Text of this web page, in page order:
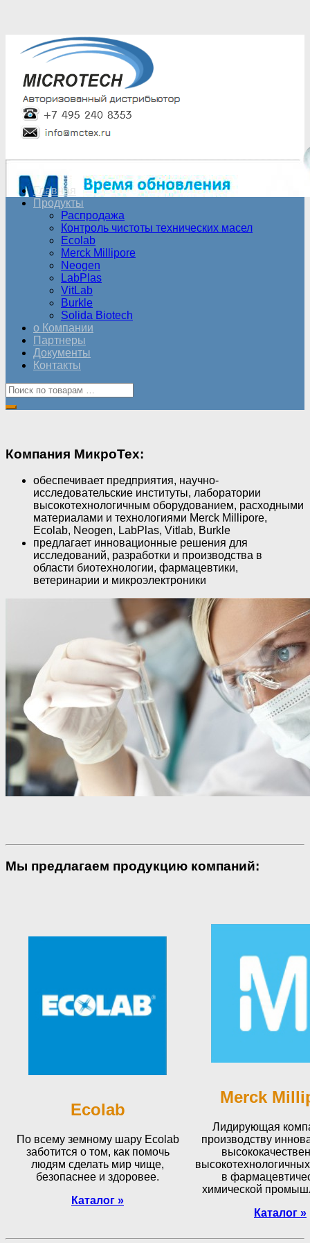
Главная
Продукты
Распродажа
Контроль чистоты технических масел
Ecolab
Merck Millipore
Neogen
LabPlas
VitLab
Burkle
Solida Biotech
о Компании
Партнеры
Документы
Контакты
Компания МикроТех:
обеспечивает предприятия, научно-
исследовательские институты, лаборатории
высокотехнологичным оборудованием, расходными
материалами и технологиями Merck Millipore,
Ecolab, Neogen, LabPlas, Vitlab, Burkle
предлагает инновационные решения для
исследований, разработки и производства в
области биотехнологии, фармацевтики,
ветеринарии и микроэлектроники
Мы предлагаем продукцию компаний:
Ecolab
По всему земному шару Ecolab
заботится о том, как помочь
людям сделать мир чище,
безопаснее и здоровее.
Каталог »
Merck
Лидирующая
производству
в
химической
Каталог »